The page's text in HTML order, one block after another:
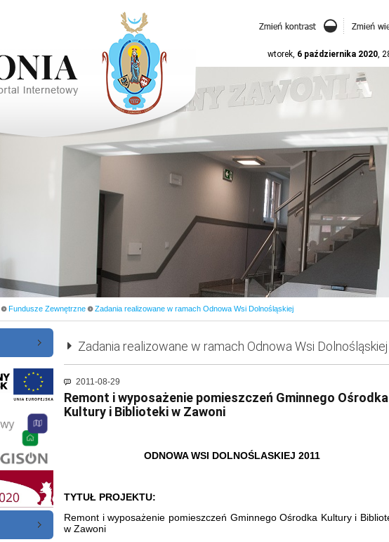
wtorek, 6 października 2020,
Fundusze Zewnętrzne Zadania realizowane w ramach Odnowa Wsi Dolnośląskiej
Zadania realizowane w ramach Odnowa Wsi Dolnośląskiej
2011-08-29
Remont i wyposażenie pomieszczeń Gminnego Ośrodka
Kultury i Biblioteki w Zawoni
ODNOWA WSI DOLNOŚLASKIEJ 2011
TYTUŁ PROJEKTU:
Remont i wyposażenie pomieszczeń Gminnego Ośrodka Kultury i
w Zawoni